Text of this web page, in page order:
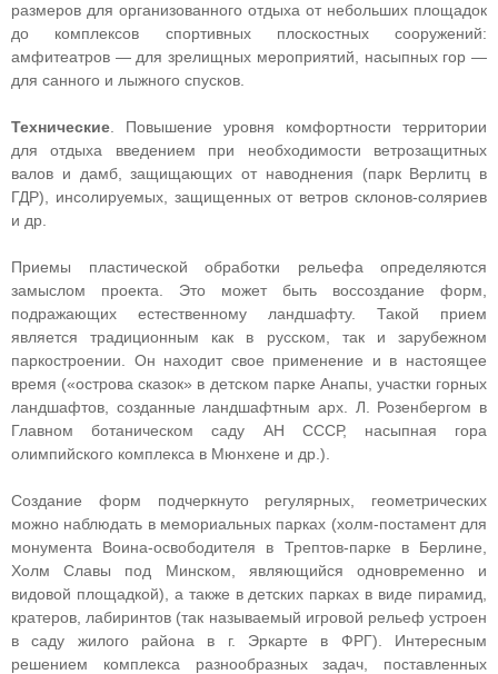
размеров для организованного отдыха от небольших площадок
до комплексов спортивных плоскостных сооружений:
амфитеатров — для зрелищных мероприятий, насыпных гор —
для санного и лыжного спусков.
Технические . Повышение уровня комфортности территории
для отдыха введением при необходимости ветрозащитных
валов и дамб, защищающих от наводнения (парк Верлитц в
ГДР), инсолируемых, защищенных от ветров склонов-соляриев
и др.
Приемы пластической обработки рельефа определяются
замыслом проекта. Это может быть воссоздание форм,
подражающих естественному ландшафту. Такой прием
является традиционным как в русском, так и зарубежном
паркостроении. Он находит свое применение и в настоящее
время («острова сказок» в детском парке Анапы, участки горных
ландшафтов, созданные ландшафтным арх. Л. Розенбергом в
Главном ботаническом саду АН СССР, насыпная гора
олимпийского комплекса в Мюнхене и др.).
Создание форм подчеркнуто регулярных, геометрических
можно наблюдать в мемориальных парках (холм-постамент для
монумента Воина-освободителя в Трептов-парке в Берлине,
Холм Славы под Минском, являющийся одновременно и
видовой площадкой), а также в детских парках в виде пирамид,
кратеров, лабиринтов (так называемый игровой рельеф устроен
в саду жилого района в г. Эркарте в ФРГ). Интересным
решением комплекса разнообразных задач, поставленных